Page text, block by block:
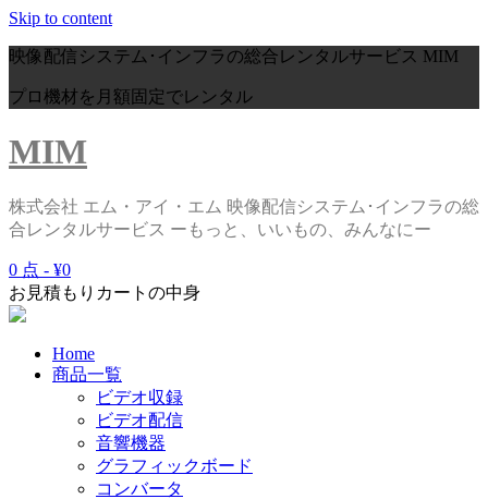
Skip to content
映像配信システム･インフラの総合レンタルサービス MIM
プロ機材を月額固定でレンタル
MIM
株式会社 エム・アイ・エム 映像配信システム･インフラの総
合レンタルサービス ーもっと、いいもの、みんなにー
0 点 - ¥0
お見積もりカートの中身
Home
商品一覧
ビデオ収録
ビデオ配信
音響機器
グラフィックボード
コンバータ